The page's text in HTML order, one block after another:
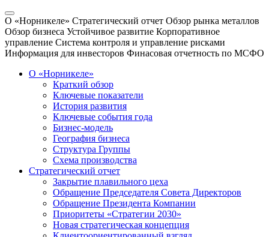
О «Норникеле» Стратегический отчет Обзор рынка металлов
Обзор бизнеса Устойчивое развитие Корпоративное
управление Система контроля и управление рисками
Информация для инвесторов Финасовая отчетность по МСФО
О «Норникеле»
Краткий обзор
Ключевые показатели
История развития
Ключевые события года
Бизнес-модель
География бизнеса
Структура Группы
Схема производства
Стратегический отчет
Закрытие плавильного цеха
Обращение Председателя Совета Директоров
Обращение Президента Компании
Приоритеты «Стратегии 2030»
Новая стратегическая концепция